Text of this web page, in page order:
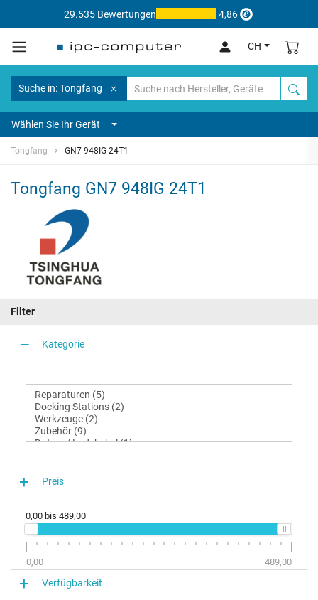
29.535 Bewertungen 4,86
CH
Suche in: Tongfang
Wählen Sie Ihr Gerät
Tongfang GN7 948IG 24T1
Tongfang GN7 948IG 24T1
Filter
Kategorie
Preis
0,00 bis 489,00
0,00 489,00
Verfügbarkeit